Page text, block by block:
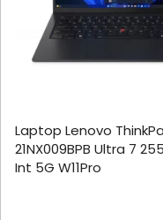
Laptop Lenovo
21NX009BPB Ultra 7
Int 5G W11Pro